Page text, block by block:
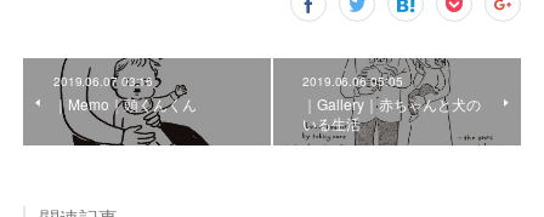
2019.06.07 03:16
｜Memo｜頭くんくん
2019.06.06 05:05
｜Gallery｜赤ちゃんと犬の
いる生活